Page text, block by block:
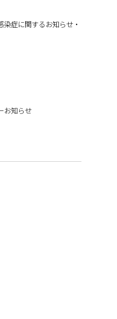
症に関するお知らせ・
お知らせ